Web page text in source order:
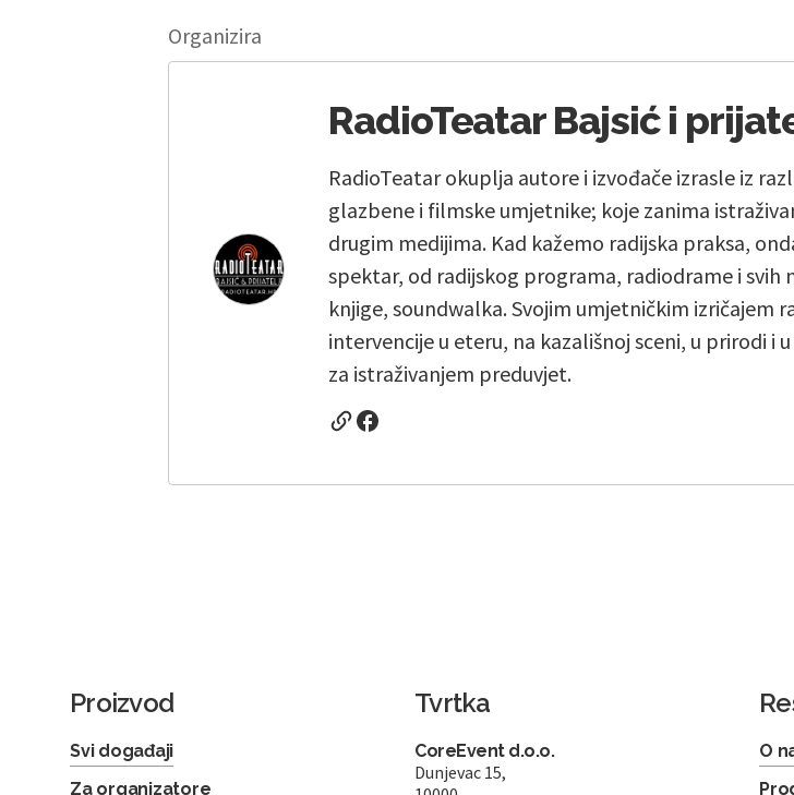
Organizira
RadioTeatar Bajsić i
RadioTeatar okuplja autore i izvođače izrasle iz
glazbene i filmske umjetnike; koje zanima
drugim medijima. Kad kažemo radijska praksa,
spektar, od radijskog programa, radiodrame i
knjige, soundwalka. Svojim umjetničkim izričajem
intervencije u eteru, na kazališnoj sceni, u prirodi i
za istraživanjem preduvjet.
Proizvod
Svi događaji
Za organizatore
Tvrtka
CoreEvent d.o.o.
Dunjevac 15,
O